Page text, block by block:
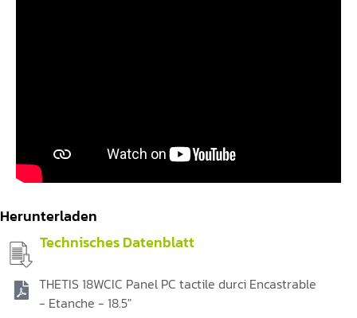
Herunterladen
Technisches Datenblatt
THETIS 18WCIC Panel PC tactile durci Encastrable
- Etanche - 18.5"